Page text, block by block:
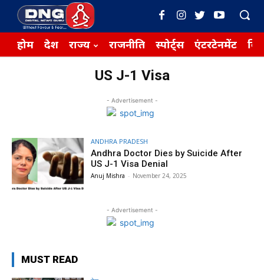
होम देश राज्य राजनीति स्पोर्ट्स एंटरटेनमेंट
US J-1 Visa
- Advertisement -
ANDHRA PRADESH
Andhra Doctor Dies by Suicide After
US J-1 Visa Denial
Anuj Mishra - November 24, 2025
- Advertisement -
MUST READ